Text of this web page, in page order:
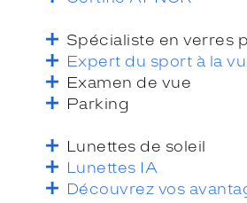
Spécialiste en verres
Expert du sport à la
Examen de vue
Parking
Lunettes de soleil
Lunettes IA
Découvrez vos